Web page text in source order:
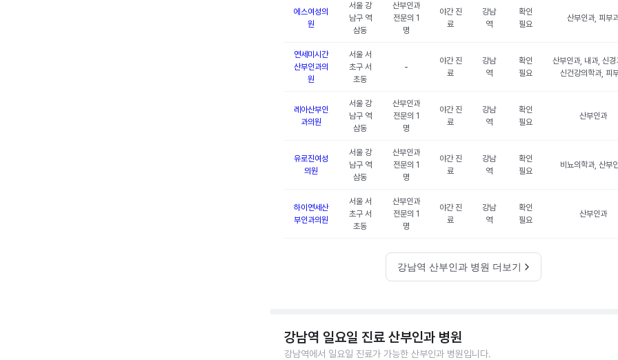
에스여성의
원
서울 강
남구 역
삼동
산부인과
전문의 1
명
야간 진
료
강남
역
확인
필요
산부인과, 피부
연세미시간
산부인과의
원
서울 서
초구 서
초동
-
야간 진
료
강남
역
확인
필요
산부인과, 내과, 신경
신건강의학과, 피
레아산부인
과의원
서울 강
남구 역
삼동
산부인과
전문의 1
명
야간 진
료
강남
역
확인
필요
산부인과
유로진여성
의원
서울 강
남구 역
삼동
산부인과
전문의 1
명
야간 진
료
강남
역
확인
필요
비뇨의학과, 산부
하이연세산
부인과의원
서울 서
초구 서
초동
산부인과
전문의 1
명
야간 진
료
강남
역
확인
필요
산부인과
강남역 산부인과 병원 더보기
강남역 일요일 진료 산부인과 병원
강남역에서 일요일 진료가 가능한 산부인과 병원입니다.